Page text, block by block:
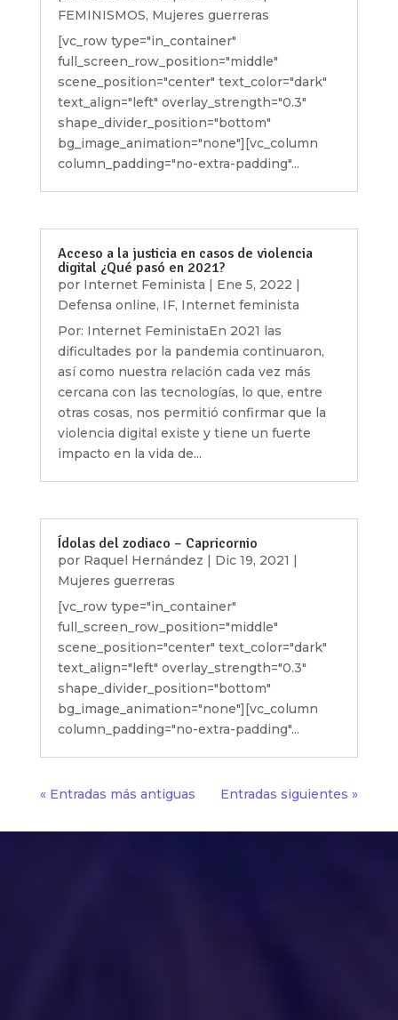
FEMINISMOS, Mujeres guerreras
[vc_row type="in_container"
full_screen_row_position="middle"
scene_position="center" text_color="dark"
text_align="left" overlay_strength="0.3"
shape_divider_position="bottom"
bg_image_animation="none"][vc_column
column_padding="no-extra-padding"...
Acceso a la justicia en casos de violencia
digital ¿Qué pasó en 2021?
por Internet Feminista | Ene 5, 2022 |
Defensa online, IF, Internet feminista
Por: Internet FeministaEn 2021 las
dificultades por la pandemia continuaron,
así como nuestra relación cada vez más
cercana con las tecnologías, lo que, entre
otras cosas, nos permitió confirmar que la
violencia digital existe y tiene un fuerte
impacto en la vida de...
Ídolas del zodiaco – Capricornio
por Raquel Hernández | Dic 19, 2021 |
Mujeres guerreras
[vc_row type="in_container"
full_screen_row_position="middle"
scene_position="center" text_color="dark"
text_align="left" overlay_strength="0.3"
shape_divider_position="bottom"
bg_image_animation="none"][vc_column
column_padding="no-extra-padding"...
« Entradas más antiguas Entradas siguientes »